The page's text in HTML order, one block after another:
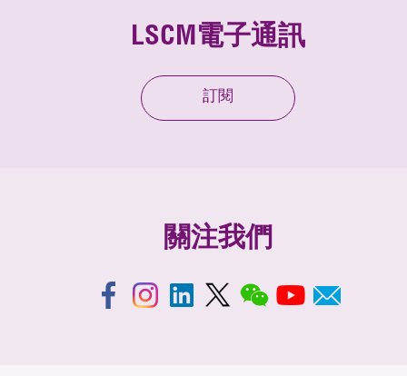
LSCM電子通訊
訂閱
關注我們